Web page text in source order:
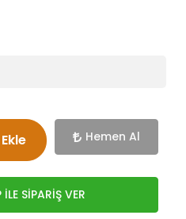
Hemen Al
SİPARİŞ VER